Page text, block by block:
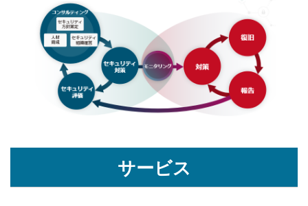
リティ対策とは」 ホワイトペーパーを掲載
2023年6月5日
お客さま向けのSOCサービスを自社運用基盤へ採用、セキュリテ
ィ対策強化に関するホワイトペーパーを掲載
2023年5月31日
サービス